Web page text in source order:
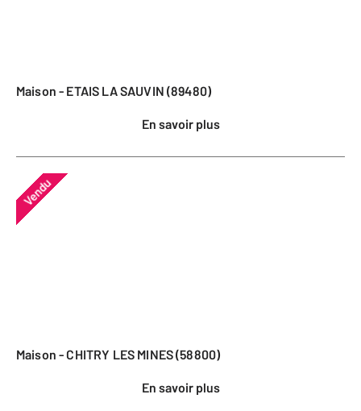
Maison - ETAIS LA SAUVIN (89480)
En savoir plus
Vendu
Maison - CHITRY LES MINES (58800)
En savoir plus